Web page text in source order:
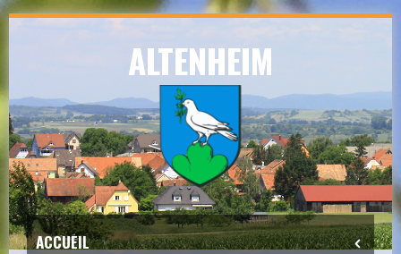
Skip
Skip
to
content
ALTENHEIM
ACCUEIL